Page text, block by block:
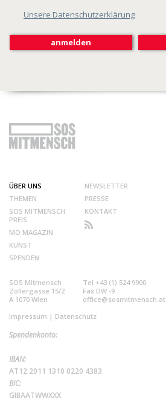
Unsere Datenschutzerklärung
ÜBER UNS
THEMEN
SOS MITMENSCH
PREIS
MO MAGAZIN
KUNST
SPENDEN
NEWSLETTER
PRESSE
KONTAKT
SOS Mitmensch
Zollergasse 15/2
A 1070 Wien
Tel +43 (1) 524 9900
Fax DW -9
office@sosmitmensch.at
Impressum | Datenschutz
Spendenkonto:
IBAN:
AT12 2011 1310 0220 4383
BIC:
GIBAATWWXXX